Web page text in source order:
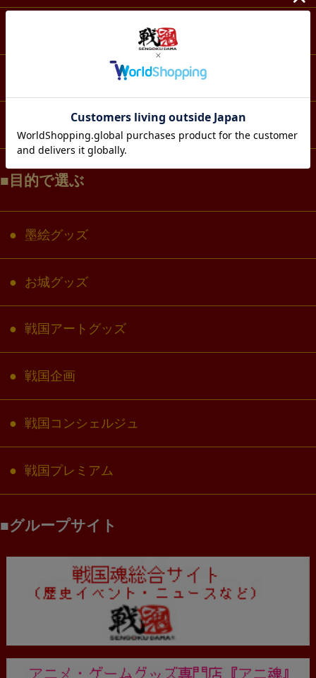
スマホ・IT・メディア
コラボ・キャラクター
目的で選ぶ
墨絵グッズ
お城グッズ
戦国アートグッズ
戦国企画
戦国コンシェルジュ
戦国プレミアム
グループサイト